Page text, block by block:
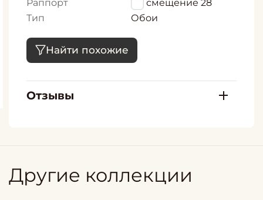
Раппорт
56, смещение 28
Тип
Обои
Найти похожие
Отзывы
Другие коллекции